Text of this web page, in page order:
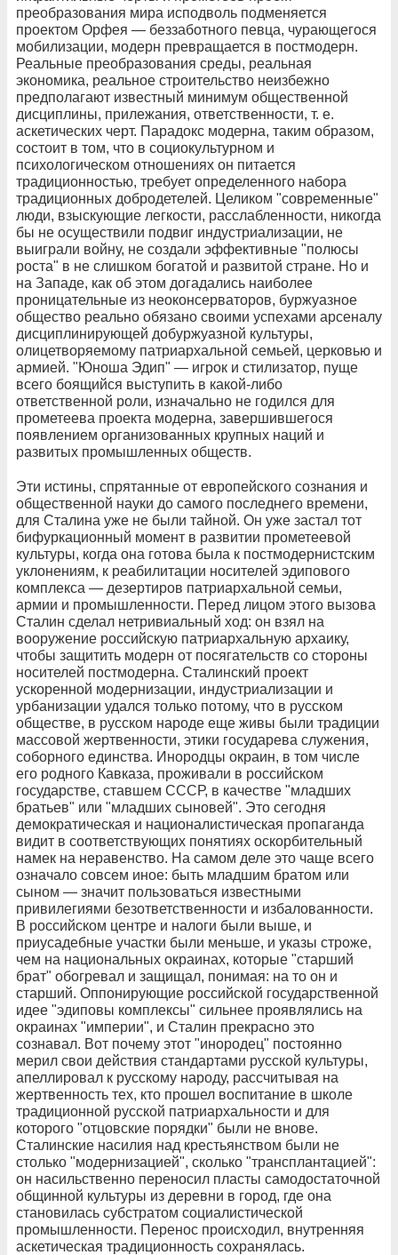
преобразования мира исподволь подменяется
проектом Орфея — беззаботного певца, чурающегося
мобилизации, модерн превращается в постмодерн.
Реальные преобразования среды, реальная
экономика, реальное строительство неизбежно
предполагают известный минимум общественной
дисциплины, прилежания, ответственности, т. е.
аскетических черт. Парадокс модерна, таким образом,
состоит в том, что в социокультурном и
психологическом отношениях он питается
традиционностью, требует определенного набора
традиционных добродетелей. Целиком "современные"
люди, взыскующие легкости, расслабленности, никогда
бы не осуществили подвиг индустриализации, не
выиграли войну, не создали эффективные "полюсы
роста" в не слишком богатой и развитой стране. Но и
на Западе, как об этом догадались наиболее
проницательные из неоконсерваторов, буржуазное
общество реально обязано своими успехами арсеналу
дисциплинирующей добуржуазной культуры,
олицетворяемому патриархальной семьей, церковью и
армией. "Юноша Эдип" — игрок и стилизатор, пуще
всего боящийся выступить в какой-либо
ответственной роли, изначально не годился для
прометеева проекта модерна, завершившегося
появлением организованных крупных наций и
развитых промышленных обществ.
Эти истины, спрятанные от европейского сознания и
общественной науки до самого последнего времени,
для Сталина уже не были тайной. Он уже застал тот
бифуркационный момент в развитии прометеевой
культуры, когда она готова была к постмодернистским
уклонениям, к реабилитации носителей эдипового
комплекса — дезертиров патриархальной семьи,
армии и промышленности. Перед лицом этого вызова
Сталин сделал нетривиальный ход: он взял на
вооружение российскую патриархальную архаику,
чтобы защитить модерн от посягательств со стороны
носителей постмодерна. Сталинский проект
ускоренной модернизации, индустриализации и
урбанизации удался только потому, что в русском
обществе, в русском народе еще живы были традиции
массовой жертвенности, этики государева служения,
соборного единства. Инородцы окраин, в том числе
его родного Кавказа, проживали в российском
государстве, ставшем СССР, в качестве "младших
братьев" или "младших сыновей". Это сегодня
демократическая и националистическая пропаганда
видит в соответствующих понятиях оскорбительный
намек на неравенство. На самом деле это чаще всего
означало совсем иное: быть младшим братом или
сыном — значит пользоваться известными
привилегиями безответственности и избалованности.
В российском центре и налоги были выше, и
приусадебные участки были меньше, и указы строже,
чем на национальных окраинах, которые "старший
брат" обогревал и защищал, понимая: на то он и
старший. Оппонирующие российской государственной
идее "эдиповы комплексы" сильнее проявлялись на
окраинах "империи", и Сталин прекрасно это
сознавал. Вот почему этот "инородец" постоянно
мерил свои действия стандартами русской культуры,
апеллировал к русскому народу, рассчитывая на
жертвенность тех, кто прошел воспитание в школе
традиционной русской патриархальности и для
которого "отцовские порядки" были не внове.
Сталинские насилия над крестьянством были не
столько "модернизацией", сколько "трансплантацией":
он насильственно переносил пласты самодостаточной
общинной культуры из деревни в город, где она
становилась субстратом социалистической
промышленности. Перенос происходил, внутренняя
аскетическая традиционность сохранялась.